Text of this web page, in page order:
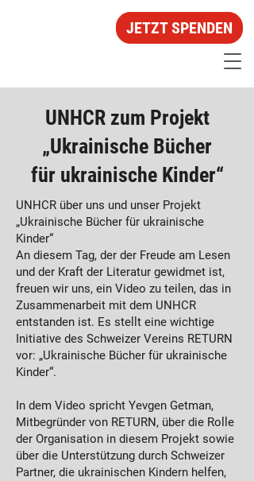
JETZT SPENDEN
UNHCR zum Projekt
„Ukrainische Bücher
für ukrainische Kinder“
UNHCR über uns und unser Projekt
„Ukrainische Bücher für ukrainische
Kinder“
An diesem Tag, der der Freude am Lesen
und der Kraft der Literatur gewidmet ist,
freuen wir uns, ein Video zu teilen, das in
Zusammenarbeit mit dem UNHCR
entstanden ist. Es stellt eine wichtige
Initiative des Schweizer Vereins RETURN
vor: „Ukrainische Bücher für ukrainische
Kinder“.
In dem Video spricht Yevgen Getman,
Mitbegründer von RETURN, über die Rolle
der Organisation in diesem Projekt sowie
über die Unterstützung durch Schweizer
Partner, die ukrainischen Kindern helfen,